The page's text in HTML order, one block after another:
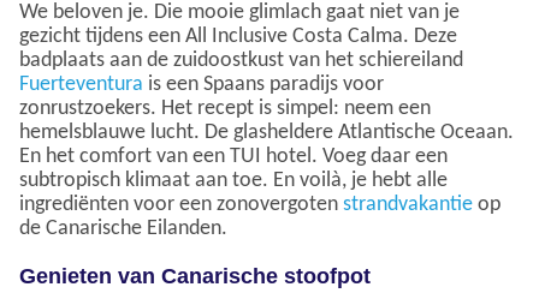
We beloven je. Die mooie glimlach gaat niet van je
gezicht tijdens een All Inclusive Costa Calma. Deze
badplaats aan de zuidoostkust van het schiereiland
Fuerteventura is een Spaans paradijs voor
zonrustzoekers. Het recept is simpel: neem een
hemelsblauwe lucht. De glasheldere Atlantische Oceaan.
En het comfort van een TUI hotel. Voeg daar een
subtropisch klimaat aan toe. En voilà, je hebt alle
ingrediënten voor een zonovergoten strandvakantie op
de Canarische Eilanden.
Genieten van Canarische stoofpot